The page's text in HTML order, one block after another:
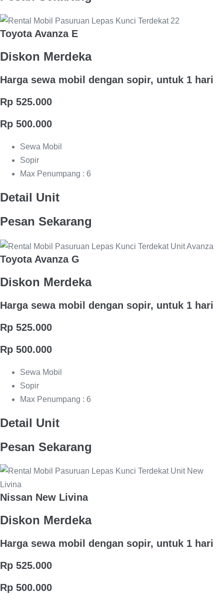
Toyota Avanza E
Diskon Merdeka
Harga sewa mobil dengan sopir, untuk 1 hari
Rp 525.000
Rp 500.000
Sewa Mobil
Sopir
Max Penumpang : 6
Detail Unit
Pesan Sekarang
Toyota Avanza G
Diskon Merdeka
Harga sewa mobil dengan sopir, untuk 1 hari
Rp 525.000
Rp 500.000
Sewa Mobil
Sopir
Max Penumpang : 6
Detail Unit
Pesan Sekarang
Nissan New Livina
Diskon Merdeka
Harga sewa mobil dengan sopir, untuk 1 hari
Rp 525.000
Rp 500.000